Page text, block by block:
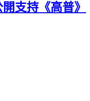
支持《高普》